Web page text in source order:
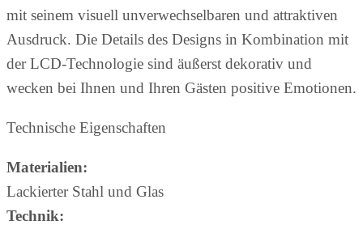
mit seinem visuell unverwechselbaren und attraktiven
Ausdruck. Die Details des Designs in Kombination mit
der LCD-Technologie sind äußerst dekorativ und
wecken bei Ihnen und Ihren Gästen positive Emotionen.
Technische Eigenschaften
Materialien:
Lackierter Stahl und Glas
Technik: